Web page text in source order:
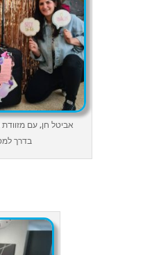
אביטל חן, עם
בדרך